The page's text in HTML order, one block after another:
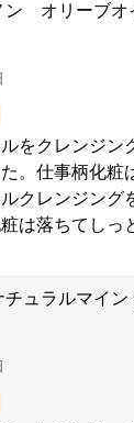
ン オリーブオ
をクレンジン
。仕事柄化粧
クレンジング
は落ちてしっ
チュラルマイン